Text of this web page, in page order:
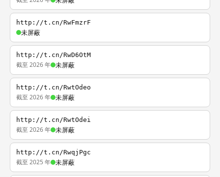
http://t.cn/RwFmzrF
未屏蔽
http://t.cn/RwD6OtM
截至 2026 年 未屏蔽
http://t.cn/RwtOdeo
截至 2026 年 未屏蔽
http://t.cn/RwtOdei
截至 2026 年 未屏蔽
http://t.cn/RwqjPgc
截至 2025 年 未屏蔽